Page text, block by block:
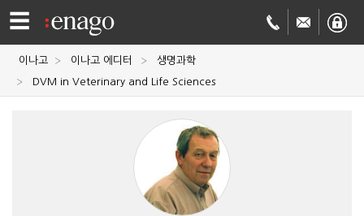
☰
영문
이나고 이나고 에디터
생명과학
DVM in Veterinary and Life Sciences